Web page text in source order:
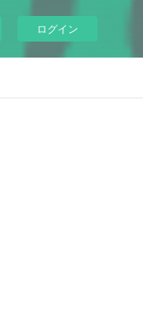
ログイン